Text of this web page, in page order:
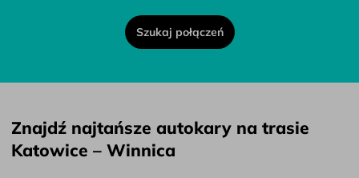
Szukaj połączeń
Znajdź najtańsze autokary na trasie
Katowice – Winnica